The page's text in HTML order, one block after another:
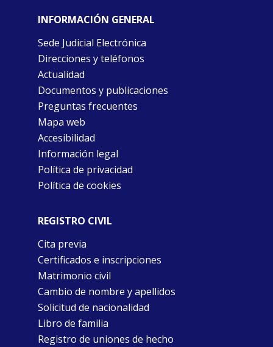
INFORMACIÓN GENERAL
Sede Judicial Electrónica
Direcciones y teléfonos
Actualidad
Documentos y publicaciones
Preguntas frecuentes
Mapa web
Accesibilidad
Información legal
Política de privacidad
Política de cookies
REGISTRO CIVIL
Cita previa
Certificados e inscripciones
Matrimonio civil
Cambio de nombre y apellidos
Solicitud de nacionalidad
Libro de familia
Registro de uniones de hecho